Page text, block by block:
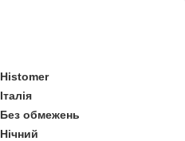
Histomer
Італія
Без обмежень
Нічний